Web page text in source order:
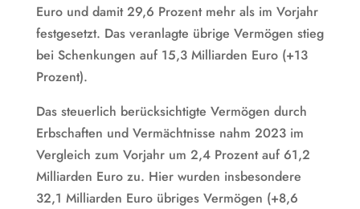
Euro und damit 29,6 Prozent mehr als im Vorjahr
festgesetzt. Das veranlagte übrige Vermögen stieg
bei Schenkungen auf 15,3 Milliarden Euro (+13
Prozent).
Das steuerlich berücksichtigte Vermögen durch
Erbschaften und Vermächtnisse nahm 2023 im
Vergleich zum Vorjahr um 2,4 Prozent auf 61,2
Milliarden Euro zu. Hier wurden insbesondere
32,1 Milliarden Euro übriges Vermögen (+8,6